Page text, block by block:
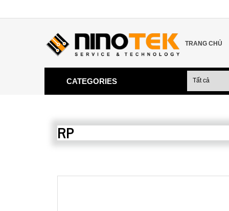
TRANG CHỦ
CATEGORIES
RP